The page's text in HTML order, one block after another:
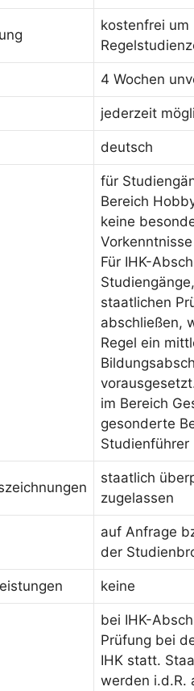
kostenfrei um
4 Wochen
jederzeit
deutsch
für
Bereich
keine
Für IHK-
staatlichen
abschließen,
Regel ein
im Bereich
gesonderte
Studienführer
staatlich
zugelassen
auf Anfrage
der
keine
bei IHK-
Prüfung bei
IHK statt.
werden i.d.R.